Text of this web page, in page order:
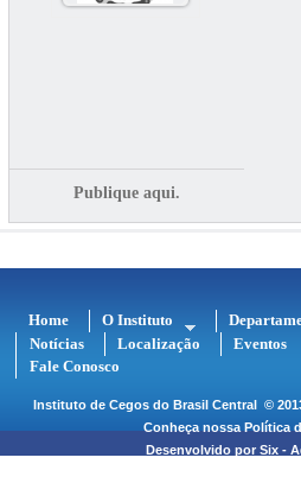
Publique aqui.
Home O Instituto
Notícias
Localização Eventos
Fale Conosco
Instituto de Cegos do Brasil Central©
Conheça nossa Política
Desenvolvido por Six -